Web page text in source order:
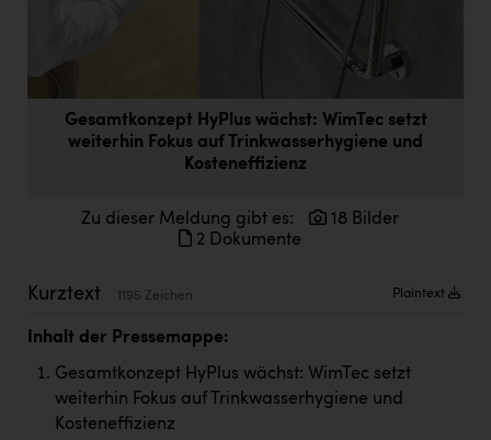
everfield
Firmenradl
HIG Infomotion Group
Immotech
INTERSPAR
INTERSPORT Austria
Jesolo
Gesamtkonzept HyPlus wächst: WimTec setzt
weiterhin Fokus auf Trinkwasserhygiene und
Kosteneffizienz
Zu dieser Meldung gibt es:
18 Bilder
2 Dokumente
Kurztext 1195 Zeichen Plaintext
Inhalt der Pressemappe:
Gesamtkonzept HyPlus wächst: WimTec setzt
weiterhin Fokus auf Trinkwasserhygiene und
Kosteneffizienz